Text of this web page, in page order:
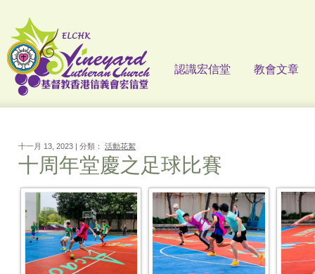
認識宏信堂 教會文章
十一月 13, 2023 | 分類： 活動花絮
十周年堂慶之足球比賽